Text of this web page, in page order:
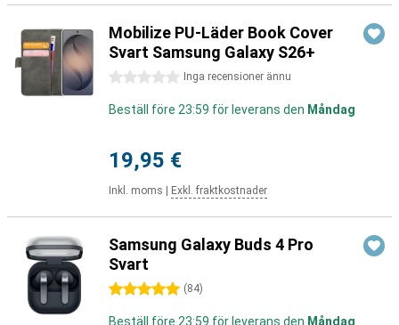
Mobilize PU-Läder Book Cover
Svart Samsung Galaxy S26+
0 stjärnor Inga recensioner ännu
Beställ före 23:59 för leverans den Måndag
19,95 €
Inkl. moms Exkl. fraktkostnader
Samsung Galaxy Buds 4 Pro
Svart
5 stjärnor (84)
Beställ före 23:59 för leverans den Måndag